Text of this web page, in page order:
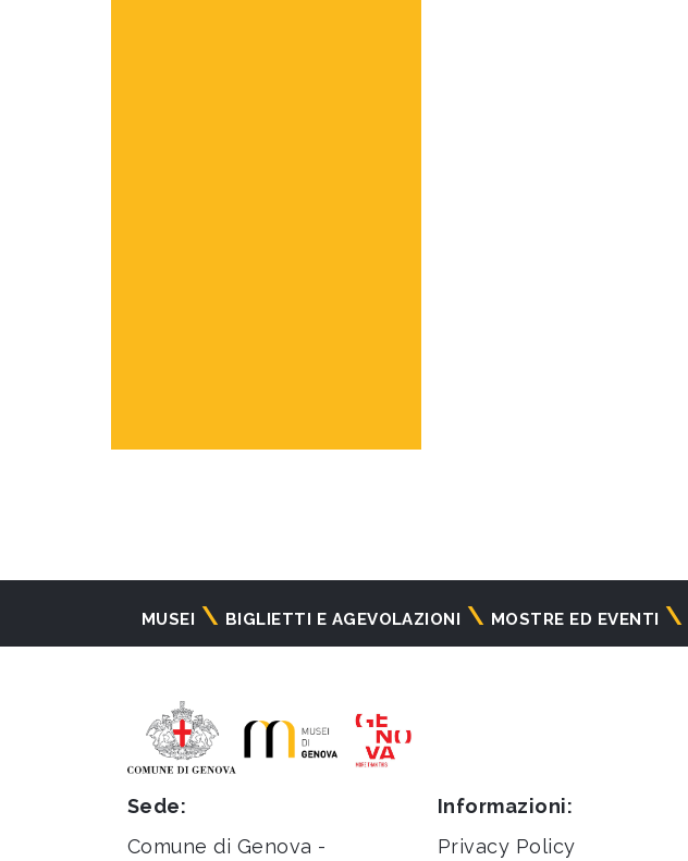
Navigazione
MUSEI BIGLIETTI E AGEVOLAZIONI MOSTRE ED EVENTI
Sede:
Comune di Genova -
Informazioni:
Privacy Policy